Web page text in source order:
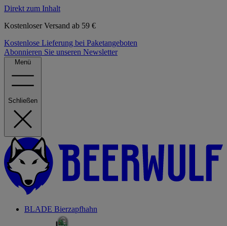
Direkt zum Inhalt
Kostenloser Versand ab 59 €
Kostenlose Lieferung bei Paketangeboten
Abonnieren Sie unseren Newsletter
Menü
Schließen
BLADE Bierzapfhahn